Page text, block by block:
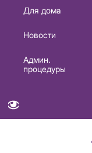
Основная
навигация
Для дома
Новости
Админ.
процедуры